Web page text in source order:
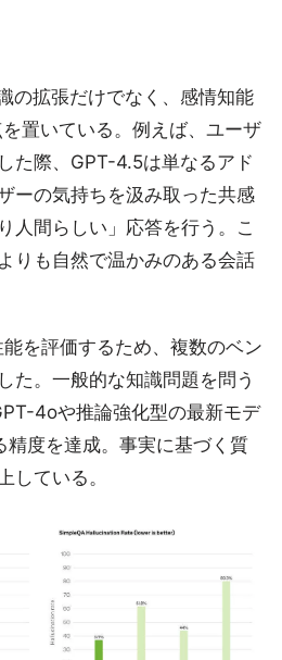
の拡張だけでなく、感情知能
を置いている。例えば、ユーザ
た際、GPT-4.5は単なるアド
ーの気持ちを汲み取った共感
人間らしい」応答を行う。こ
りも自然で温かみのある会話
を評価するため、複数のベン
た。一般的な知識問題を問う
4oや推論強化型の最新モデ
度を達成。事実に基づく質
している。